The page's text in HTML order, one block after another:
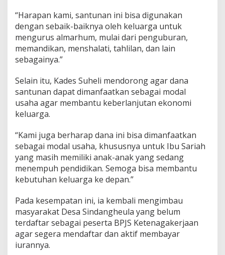
“Harapan kami, santunan ini bisa digunakan
dengan sebaik-baiknya oleh keluarga untuk
mengurus almarhum, mulai dari penguburan,
memandikan, menshalati, tahlilan, dan lain
sebagainya.”
Selain itu, Kades Suheli mendorong agar dana
santunan dapat dimanfaatkan sebagai modal
usaha agar membantu keberlanjutan ekonomi
keluarga.
“Kami juga berharap dana ini bisa dimanfaatkan
sebagai modal usaha, khususnya untuk Ibu Sariah
yang masih memiliki anak-anak yang sedang
menempuh pendidikan. Semoga bisa membantu
kebutuhan keluarga ke depan.”
Pada kesempatan ini, ia kembali mengimbau
masyarakat Desa Sindangheula yang belum
terdaftar sebagai peserta BPJS Ketenagakerjaan
agar segera mendaftar dan aktif membayar
iurannya.